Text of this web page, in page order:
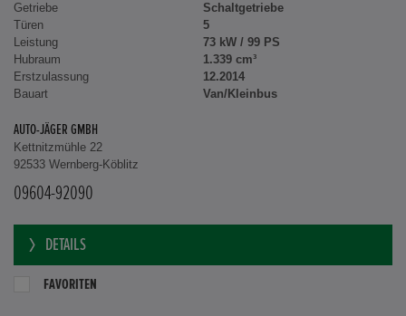
Getriebe
Schaltgetriebe
Türen
5
Leistung
73 kW / 99 PS
Hubraum
1.339 cm³
Erstzulassung
12.2014
Bauart
Van/Kleinbus
AUTO-JÄGER GMBH
Kettnitzmühle 22
92533 Wernberg-Köblitz
09604-92090
DETAILS
FAVORITEN